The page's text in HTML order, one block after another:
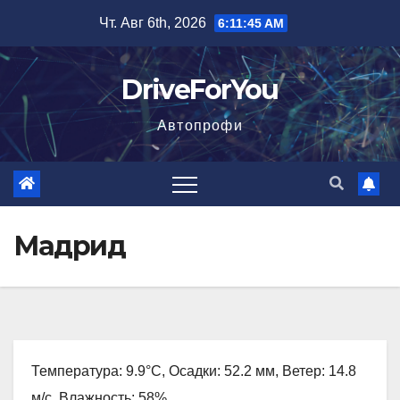
содержимому
Чт. Авг 6th, 2026 6:11:45 AM
DriveForYou
Автопрофи
Мадрид
Температура: 9.9°C, Осадки: 52.2 мм, Ветер: 14.8